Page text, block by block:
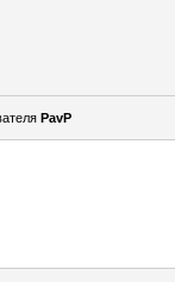
PavP